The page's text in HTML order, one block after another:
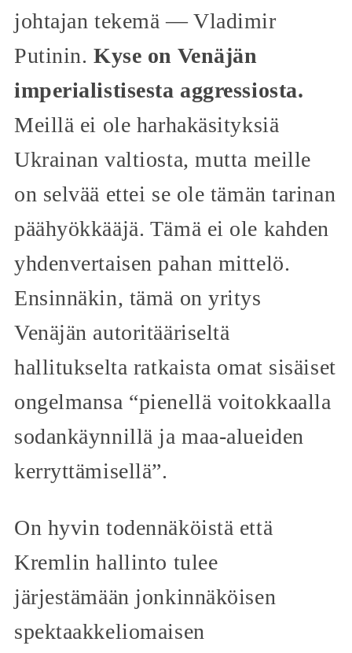
johtajan tekemä — Vladimir
Putinin.Kyse on Venäjän
imperialistisesta aggressiosta.
Meillä ei ole harhakäsityksiä
Ukrainan valtiosta, mutta meille
on selvää ettei se ole tämän tarinan
päähyökkääjä. Tämä ei ole kahden
yhdenvertaisen pahan mittelö.
Ensinnäkin, tämä on yritys
Venäjän autoritääriseltä
hallitukselta ratkaista omat sisäiset
ongelmansa “pienellä voitokkaalla
sodankäynnillä ja maa-alueiden
kerryttämisellä”.
On hyvin todennäköistä että
Kremlin hallinto tulee
järjestämään jonkinnäköisen
spektaakkeliomaisen